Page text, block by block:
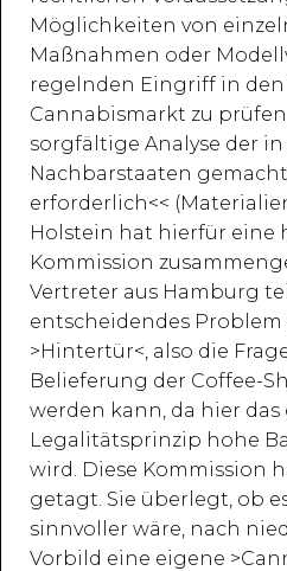
Möglichkeiten von
Maßnahmen oder
regelnden Eingriff in
Cannabismarkt zu
sorgfältige Analyse der
Nachbarstaaten
erforderlich<<
Holstein hat hierfür eine
Kommission
Vertreter aus Hamburg
entscheidendes
>Hintertür<, also die
Belieferung der Coffee-
werden kann, da hier
Legalitätsprinzip hohe
wird. Diese Kommission
getagt. Sie überlegt, ob
sinnvoller wäre, nach
Vorbild eine eigene